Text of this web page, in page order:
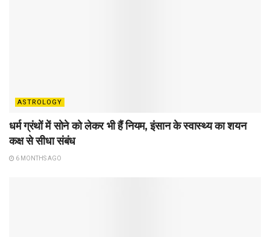
ASTROLOGY
धर्म ग्रंथों में सोने को लेकर भी हैं नियम, इंसान के स्वास्थ्य का शयन
कक्ष से सीधा संबंध
6 MONTHS AGO